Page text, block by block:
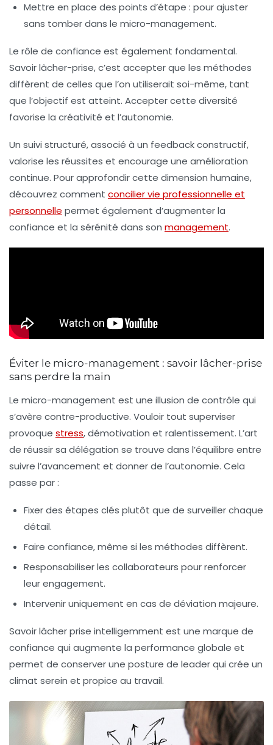
Mettre en place des points d’étape : pour ajuster
sans tomber dans le micro-management.
Le rôle de confiance est également fondamental.
Savoir lâcher-prise, c’est accepter que les méthodes
diffèrent de celles que l’on utiliserait soi-même, tant
que l’objectif est atteint. Accepter cette diversité
favorise la créativité et l’autonomie.
Un suivi structuré, associé à un feedback constructif,
valorise les réussites et encourage une amélioration
continue. Pour approfondir cette dimension humaine,
découvrez comment concilier vie professionnelle et
personnelle permet également d’augmenter la
confiance et la sérénité dans son management.
Éviter le micro-management : savoir lâcher-prise
sans perdre la main
Le micro-management est une illusion de contrôle qui
s’avère contre-productive. Vouloir tout superviser
provoque stress, démotivation et ralentissement. L’art
de réussir sa délégation se trouve dans l’équilibre entre
suivre l’avancement et donner de l’autonomie. Cela
passe par :
Fixer des étapes clés plutôt que de surveiller chaque
détail.
Faire confiance, même si les méthodes diffèrent.
Responsabiliser les collaborateurs pour renforcer
leur engagement.
Intervenir uniquement en cas de déviation majeure.
Savoir lâcher prise intelligemment est une marque de
confiance qui augmente la performance globale et
permet de conserver une posture de leader qui crée un
climat serein et propice au travail.